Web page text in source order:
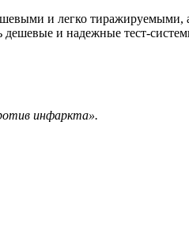
и легко тиражируемыми, а
и надежные тест-
инфаркта».